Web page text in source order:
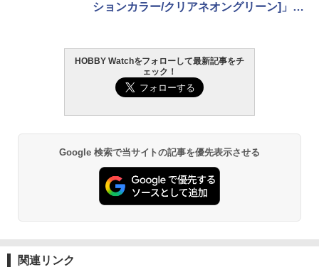
ションカラー/クリアネオングリーン]」が
HOBBY Watchをフォローして最新記事をチ
ェック！
Google 検索で当サイトの記事を優先表示させる
関連リンク